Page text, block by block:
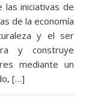
iniciativas de
de la economía
y el ser
y construye
mediante un
[…]